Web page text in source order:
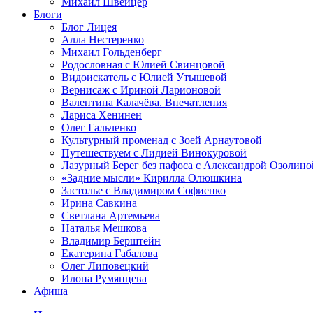
Блоги
Блог Лицея
Алла Нестеренко
Михаил Гольденберг
Родословная с Юлией Свинцовой
Видоискатель с Юлией Утышевой
Вернисаж с Ириной Ларионовой
Валентина Калачёва. Впечатления
Лариса Хенинен
Олег Гальченко
Культурный променад с Зоей Арнаутовой
Путешествуем с Лидией Винокуровой
Лазурный Берег без пафоса с Александрой
«Задние мысли» Кирилла Олюшкина
Застолье с Владимиром Софиенко
Ирина Савкина
Светлана Артемьева
Наталья Мешкова
Владимир Берштейн
Екатерина Габалова
Олег Липовецкий
Илона Румянцева
Афиша